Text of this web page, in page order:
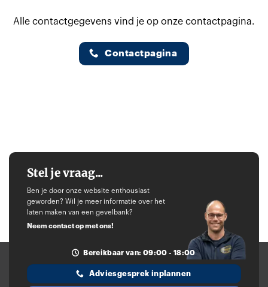
Alle contactgegevens vind je op onze contactpagina.
Contactpagina
Stel je vraag...
Ben je door onze website enthousiast
geworden? Wil je meer informatie over het
laten maken van een gevelbank?
Neem contact op met ons!
Bereikbaar van: 09:00 - 18:00
Adviesgesprek inplannen